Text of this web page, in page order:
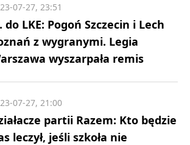
do LKE: Pogoń Szczecin i Lech
z wygranymi. Legia
wyszarpała remis
07-27, 23:51
partii Razem: Kto będzie
leczył, jeśli szkoła nie
07-27, 21:00